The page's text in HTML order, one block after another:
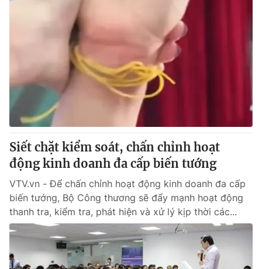
VTV Sức khoẻ Bất động sản
Thị trường 24h Tấm lòng Việt
VTV4 Vươn mình bằng AI
VTV9 VTV8
Liên hệ tòa soạn English
THỜI BÁO VTV
Theo dõi báo trên
Siết chặt kiểm soát, chấn chỉnh hoạt
động kinh doanh đa cấp biến tướng
VTV.vn - Để chấn chỉnh hoạt động kinh doanh đa cấp
biến tướng, Bộ Công thương sẽ đẩy mạnh hoạt động
thanh tra, kiểm tra, phát hiện và xử lý kịp thời các...